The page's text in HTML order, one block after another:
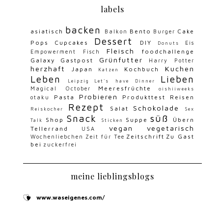
labels
asiatisch backen Balkon Bento Burger Cake
Pops
Cupcakes Dessert DIY Donuts
Eis
Empowerment
Fisch Fleisch
foodchallenge
Galaxy
Gastpost Grünfutter Harry Potter
herzhaft Japan Katzen Kochbuch Kuchen
Leben Leipzig Let's have Dinner Lieben
Magical October Meeresfrüchte oishiiweeks
otaku Pasta Probieren Produkttest Reisen
Reiskocher Rezept Salat Schokolade Sex
Talk Shop Snack Sticken Suppe süß
Übern
Tellerrand
USA vegan vegetarisch
Wochenliebchen Zeit für Tee Zeitschrift Zu Gast
bei zuckerfrei
meine lieblingsblogs
www.waseigenes.com/